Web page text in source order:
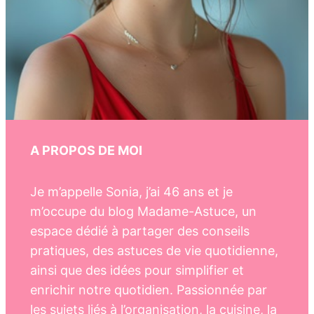
A PROPOS DE MOI
Je m’appelle Sonia, j’ai 46 ans et je
m’occupe du blog Madame-Astuce, un
espace dédié à partager des conseils
pratiques, des astuces de vie quotidienne,
ainsi que des idées pour simplifier et
enrichir notre quotidien. Passionnée par
les sujets liés à l’organisation, la cuisine, la